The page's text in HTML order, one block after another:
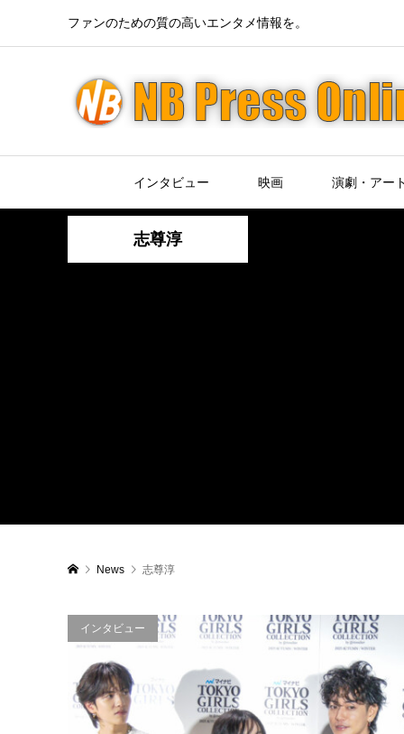
ファンのための質の高いエンタメ情報を。
インタビュー 映画 演劇・アー
志尊淳
News 志尊淳
インタビュー